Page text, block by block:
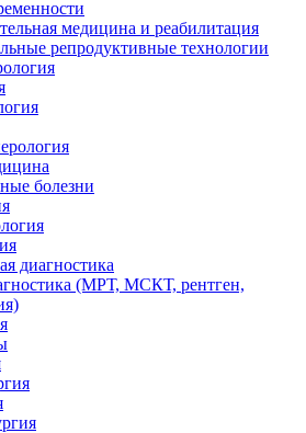
медицина и реабилитация
репродуктивные технологии
болезни
диагностика
(МРТ, МСКТ, рентген,